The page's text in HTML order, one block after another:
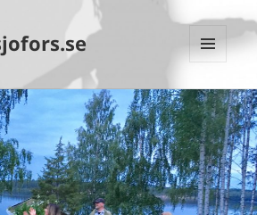
WIDGETS